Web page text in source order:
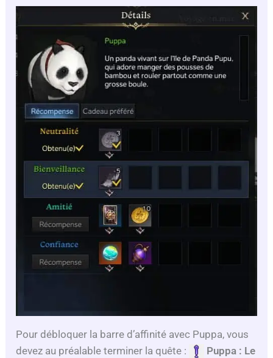
Pour débloquer la barre d’affinité avec Puppa, vous
devez au préalable terminer la quête :
Puppa : Le